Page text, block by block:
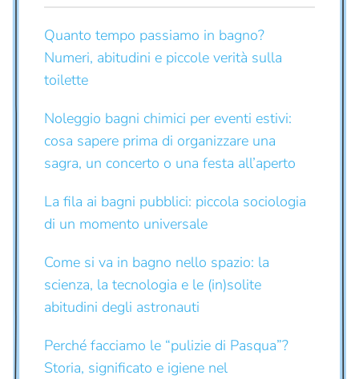
Quanto tempo passiamo in bagno?
Numeri, abitudini e piccole verità sulla
toilette
Noleggio bagni chimici per eventi estivi:
cosa sapere prima di organizzare una
sagra, un concerto o una festa all’aperto
La fila ai bagni pubblici: piccola sociologia
di un momento universale
Come si va in bagno nello spazio: la
scienza, la tecnologia e le (in)solite
abitudini degli astronauti
Perché facciamo le “pulizie di Pasqua”?
Storia, significato e igiene nel